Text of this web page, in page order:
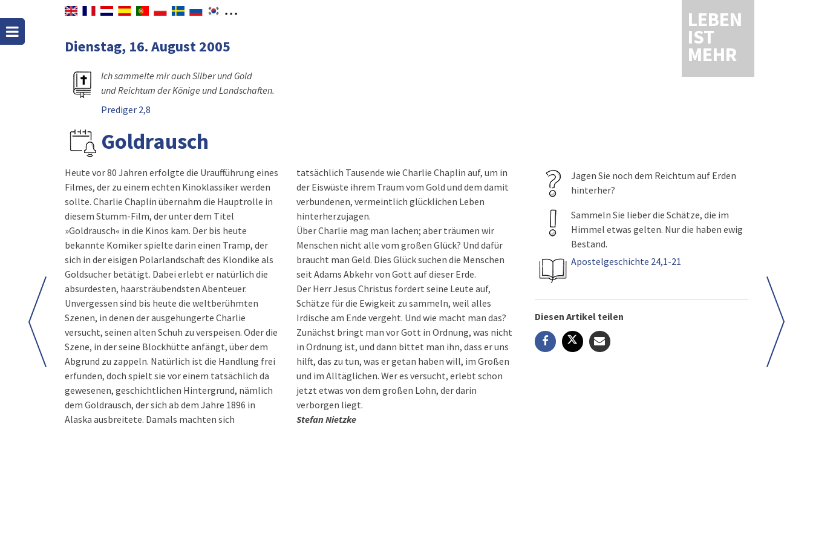
LEBEN
IST
MEHR
Dienstag, 16. August 2005
Ich sammelte mir auch Silber und Gold
und Reichtum der Könige und Landschaften.
Prediger 2,8
Goldrausch
Heute vor 80 Jahren erfolgte die Uraufführung eines
Filmes, der zu einem echten Kinoklassiker werden
sollte. Charlie Chaplin übernahm die Hauptrolle in
diesem Stumm-Film, der unter dem Titel
»Goldrausch« in die Kinos kam. Der bis heute
bekannte Komiker spielte darin einen Tramp, der
sich in der eisigen Polarlandschaft des Klondike als
Goldsucher betätigt. Dabei erlebt er natürlich die
absurdesten, haarsträubendsten Abenteuer.
Unvergessen sind bis heute die weltberühmten
Szenen, in denen der ausgehungerte Charlie
versucht, seinen alten Schuh zu verspeisen. Oder die
Szene, in der seine Blockhütte anfängt, über dem
Abgrund zu zappeln. Natürlich ist die Handlung frei
erfunden, doch spielt sie vor einem tatsächlich da
gewesenen, geschichtlichen Hintergrund, nämlich
dem Goldrausch, der sich ab dem Jahre 1896 in
Alaska ausbreitete. Damals machten sich
tatsächlich Tausende wie Charlie Chaplin auf, um in
der Eiswüste ihrem Traum vom Gold und dem damit
verbundenen, vermeintlich glücklichen Leben
hinterherzujagen.
Über Charlie mag man lachen; aber träumen wir
Menschen nicht alle vom großen Glück? Und dafür
braucht man Geld. Dies Glück suchen die Menschen
seit Adams Abkehr von Gott auf dieser Erde.
Der Herr Jesus Christus fordert seine Leute auf,
Schätze für die Ewigkeit zu sammeln, weil alles
Irdische am Ende vergeht. Und wie macht man das?
Zunächst bringt man vor Gott in Ordnung, was nicht
in Ordnung ist, und dann bittet man ihn, dass er uns
hilft, das zu tun, was er getan haben will, im Großen
und im Alltäglichen. Wer es versucht, erlebt schon
jetzt etwas von dem großen Lohn, der darin
verborgen liegt.
Stefan Nietzke
Jagen Sie noch dem Reichtum auf Erden
hinterher?
Sammeln Sie lieber die Schätze, die im
Himmel etwas gelten. Nur die haben ewig
Bestand.
Apostelgeschichte 24,1-21
Diesen Artikel teilen